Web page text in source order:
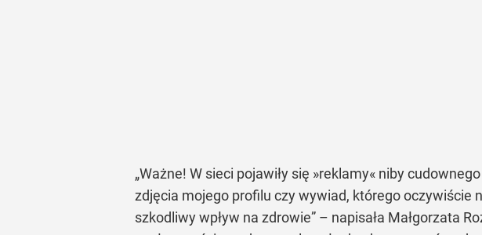
„Ważne! W sieci pojawiły się »reklamy« niby
zdjęcia mojego profilu czy wywiad, którego oczywiście
szkodliwy wpływ na zdrowie” – napisała Małgorzata